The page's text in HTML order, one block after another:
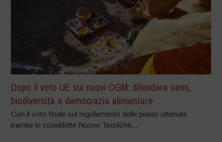
Dopo il voto UE sui nuovi OGM: difendere semi,
biodiversità e democrazia alimentare
Con il voto finale sul regolamento delle piante ottenute
tramite le cosiddette Nuove Tecniche...